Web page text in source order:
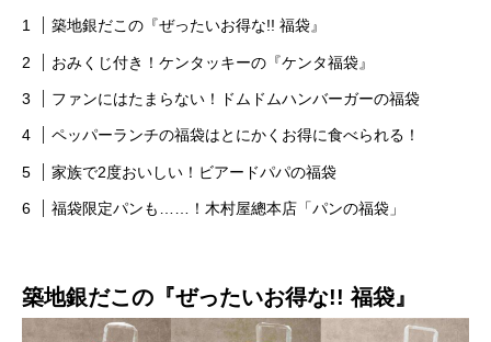
築地銀だこの『ぜったいお得な!! 福袋』
おみくじ付き！ケンタッキーの『ケンタ福袋』
ファンにはたまらない！ドムドムハンバーガーの福袋
ペッパーランチの福袋はとにかくお得に食べられる！
家族で2度おいしい！ビアードパパの福袋
福袋限定パンも……！木村屋總本店「パンの福袋」
築地銀だこの『ぜったいお得な!! 福袋』